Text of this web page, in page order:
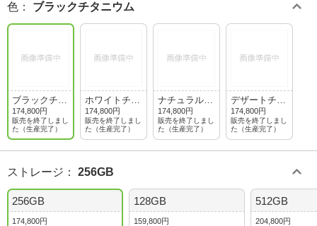
色 ： ブラックチタニウム
ブラックチタ
ニウム
174,800円
販売を終了しまし
た（生産完了）
ホワイトチタ
ニウム
174,800円
販売を終了しまし
た（生産完了）
ナチュラルチ
タニウム
174,800円
販売を終了しまし
た（生産完了）
デザートチタ
ニウム
174,800円
販売を終了しまし
た（生産完了）
ストレージ ： 256GB
256GB
174,800円
128GB
159,800円
512GB
204,800円